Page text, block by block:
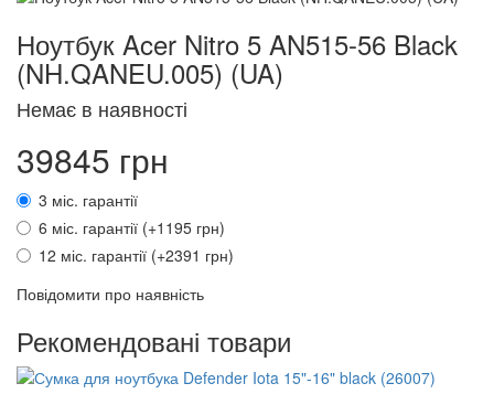
Ноутбук Acer Nitro 5 AN515-56 Black
(NH.QANEU.005) (UA)
Немає в наявності
39845 грн
3 міс. гарантії
6 міс. гарантії (+1195 грн)
12 міс. гарантії (+2391 грн)
Повідомити про наявність
Рекомендовані товари